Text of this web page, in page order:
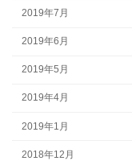
2019年7月
2019年6月
2019年5月
2019年4月
2019年1月
2018年12月